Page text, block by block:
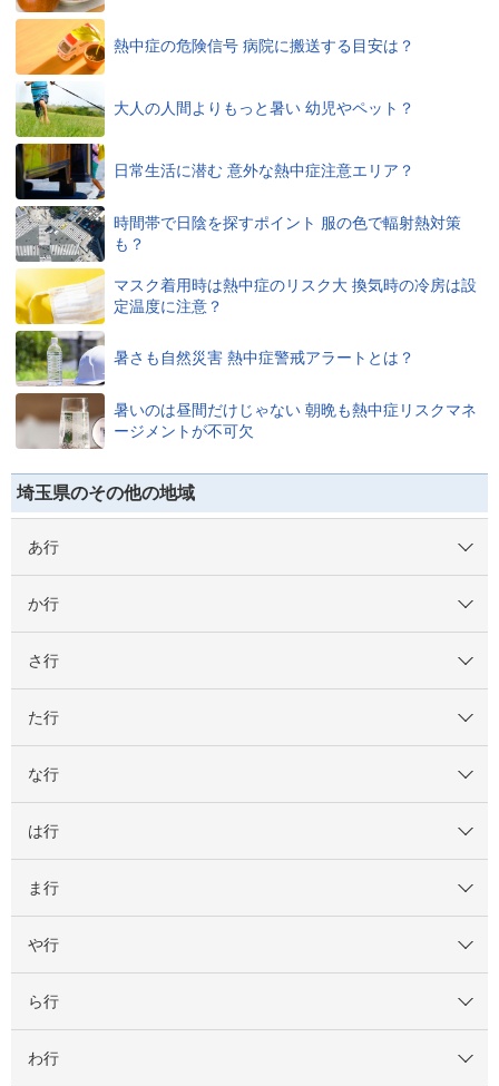
熱中症の危険信号 病院に搬送する目安は？
大人の人間よりもっと暑い 幼児やペット？
日常生活に潜む 意外な熱中症注意エリア？
時間帯で日陰を探すポイント 服の色で輻射熱対策
も？
マスク着用時は熱中症のリスク大 換気時の冷房は設
定温度に注意？
暑さも自然災害 熱中症警戒アラートとは？
暑いのは昼間だけじゃない 朝晩も熱中症リスクマネ
ージメントが不可欠
埼玉県のその他の地域
あ行
か行
さ行
た行
な行
は行
ま行
や行
ら行
わ行